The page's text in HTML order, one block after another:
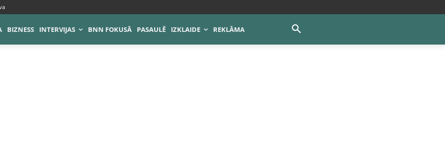
BIZNESS INTERVIJAS BNN FOKUSĀ PASAULĒ IZKLAIDE REKLĀMA